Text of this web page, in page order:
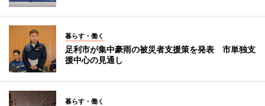
暮らす・働く
足利市が集中豪雨の被災者支援策を発表 市単独支
援中心の見通し
暮らす・働く